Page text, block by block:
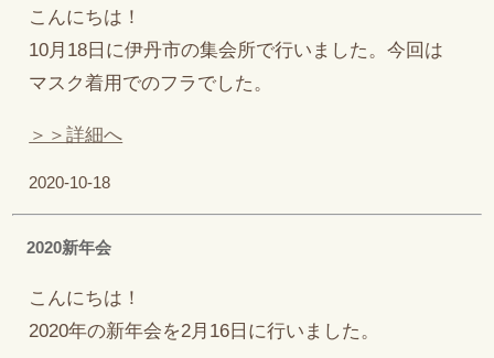
こんにちは！
10月18日に伊丹市の集会所で行いました。今回は
マスク着用でのフラでした。
＞＞詳細へ
2020-10-18
2020新年会
こんにちは！
2020年の新年会を2月16日に行いました。